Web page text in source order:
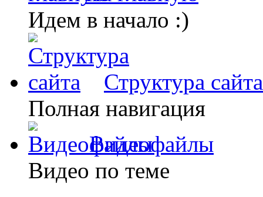
Идем в начало :)
Структура сайта
Полная навигация
Видеофайлы
Видео по теме